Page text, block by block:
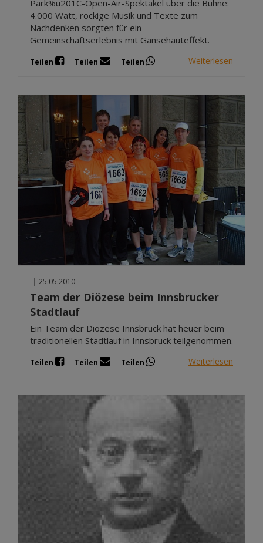
Park%u201C-Open-Air-Spektakel über die Bühne:
4.000 Watt, rockige Musik und Texte zum
Nachdenken sorgten für ein
Gemeinschaftserlebnis mit Gänsehauteffekt.
Teilen Teilen Teilen Weiterlesen
| 25.05.2010
Team der Diözese beim Innsbrucker
Stadtlauf
Ein Team der Diözese Innsbruck hat heuer beim
traditionellen Stadtlauf in Innsbruck teilgenommen.
Teilen Teilen Teilen Weiterlesen